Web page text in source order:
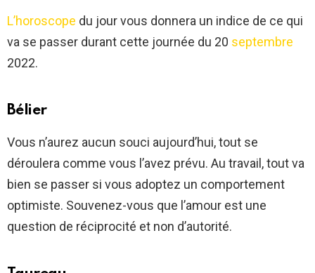
L’horoscope du jour vous donnera un indice de ce qui
va se passer durant cette journée du 20 septembre
2022.
Bélier
Vous n’aurez aucun souci aujourd’hui, tout se
déroulera comme vous l’avez prévu. Au travail, tout va
bien se passer si vous adoptez un comportement
optimiste. Souvenez-vous que l’amour est une
question de réciprocité et non d’autorité.